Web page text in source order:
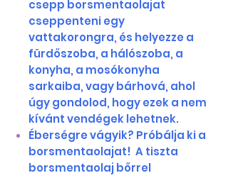
csepp borsmentaolajat
cseppenteni egy
vattakorongra, és helyezze a
fürdőszoba, a hálószoba, a
konyha, a mosókonyha
sarkaiba, vagy bárhová, ahol
úgy gondolod, hogy ezek a nem
kívánt vendégek lehetnek.
Éberségre vágyik? Próbálja ki a
borsmentaolajat! A tiszta
borsmentaolaj bőrrel